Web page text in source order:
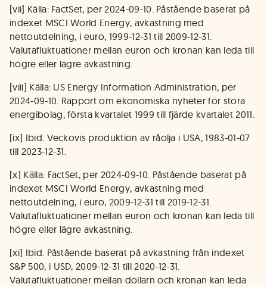
[vii] Källa: FactSet, per 2024-09-10. Påstående baserat på
indexet MSCI World Energy, avkastning med
nettoutdelning, i euro, 1999-12-31 till 2009-12-31.
Valutafluktuationer mellan euron och kronan kan leda till
högre eller lägre avkastning.
[viii] Källa: US Energy Information Administration, per
2024-09-10. Rapport om ekonomiska nyheter för stora
energibolag, första kvartalet 1999 till fjärde kvartalet 2011.
[ix] Ibid. Veckovis produktion av råolja i USA, 1983-01-07
till 2023-12-31.
[x] Källa: FactSet, per 2024-09-10. Påstående baserat på
indexet MSCI World Energy, avkastning med
nettoutdelning, i euro, 2009-12-31 till 2019-12-31.
Valutafluktuationer mellan euron och kronan kan leda till
högre eller lägre avkastning.
[xi] Ibid. Påstående baserat på avkastning från indexet
S&P 500, i USD, 2009-12-31 till 2020-12-31.
Valutafluktuationer mellan dollarn och kronan kan leda